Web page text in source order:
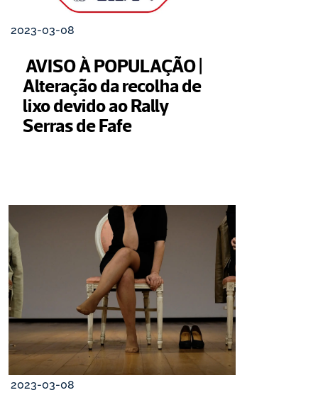
2023-03-08
AVISO À POPULAÇÃO |
Alteração da recolha de
lixo devido ao Rally
Serras de Fafe
2023-03-08